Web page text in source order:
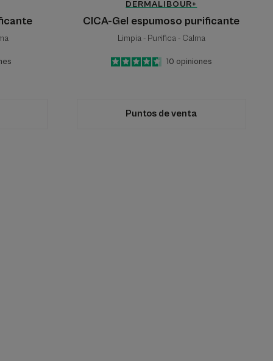
DERMALIBOUR+
CICA-Gel espumoso purificante
Limpia - Purifica - Calma
4.6
/5
10 opiniones
Puntos de venta